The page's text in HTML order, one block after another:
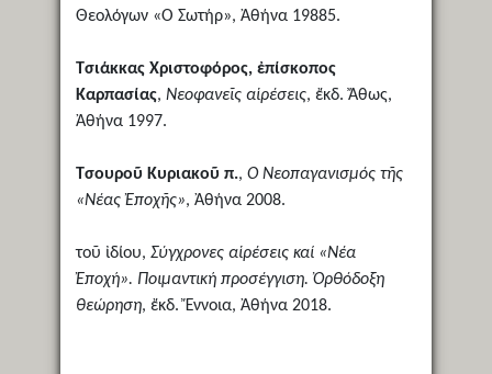
Θεολόγων «Ὁ Σωτήρ», Ἀθήνα 19885.
Τσιάκκας Χριστοφόρος, ἐπίσκοπος
Καρπασίας, Νεοφανεῖς αἱρέσεις, ἔκδ. Ἄθως,
Ἀθήνα 1997.
Τσουροῦ Κυριακοῦ π., Ὁ Νεοπαγανισμός τῆς
«Νέας Ἐποχῆς», Ἀθήνα 2008.
τοῦ ἰδίου, Σύγχρονες αἱρέσεις καί «Νέα
Ἐποχή». Ποιμαντική προσέγγιση. Ὀρθόδοξη
θεώρηση, ἔκδ. Ἔννοια, Ἀθήνα 2018.